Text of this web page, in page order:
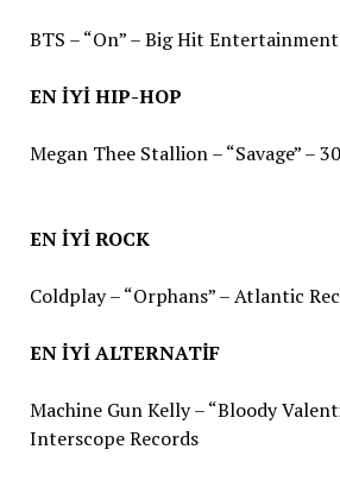
BTS – “On” – Big Hit Entertainment
EN İYİ HIP-HOP
Megan Thee Stallion – “Savage” –
EN İYİ ROCK
Coldplay – “Orphans” – Atlantic
EN İYİ ALTERNATİF
Machine Gun Kelly – “Bloody
Interscope Records